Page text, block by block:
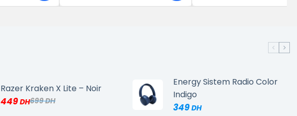
Razer Kraken X Lite – Noir
699
449
Energy Sistem Radio Color
Indigo
349